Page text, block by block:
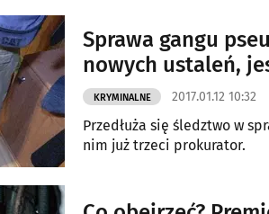
Sprawa gangu
nowych ustaleń,
KRYMINALNE 2017.01.12 10:32
Przedłuża się śledztwo w
nim już trzeci prokurator.